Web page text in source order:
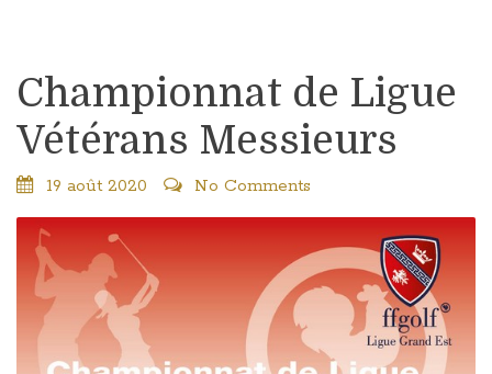
Championnat de Ligue
Vétérans Messieurs
19 août 2020 No Comments